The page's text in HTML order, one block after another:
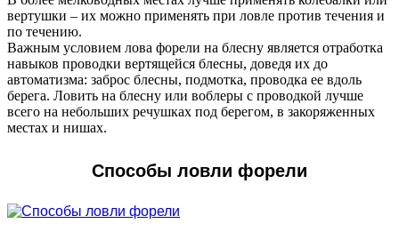
вертушки – их можно применять при ловле против течения и
по течению.
Важным условием лова форели на блесну является отработка
навыков проводки вертящейся блесны, доведя их до
автоматизма: заброс блесны, подмотка, проводка ее вдоль
берега. Ловить на блесну или воблеры с проводкой лучше
всего на небольших речушках под берегом, в закоряженных
местах и нишах.
Способы ловли форели